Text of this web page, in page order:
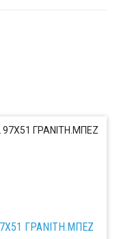
ΓΡΑΝΙΤΗ.ΜΠΕΖ